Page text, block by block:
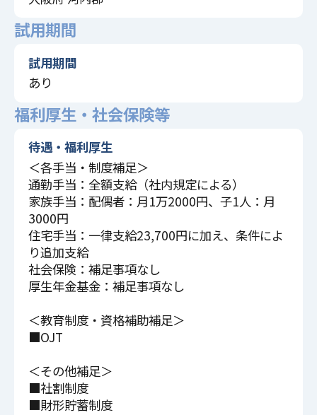
試用期間
試用期間
あり
福利厚生・社会保険等
待遇・福利厚生
＜各手当・制度補足＞
通勤手当：全額支給（社内規定による）
家族手当：配偶者：月1万2000円、子1人：月
3000円
住宅手当：一律支給23,700円に加え、条件によ
り追加支給
社会保険：補足事項なし
厚生年金基金：補足事項なし
＜教育制度・資格補助補足＞
■OJT
＜その他補足＞
■社割制度
■財形貯蓄制度